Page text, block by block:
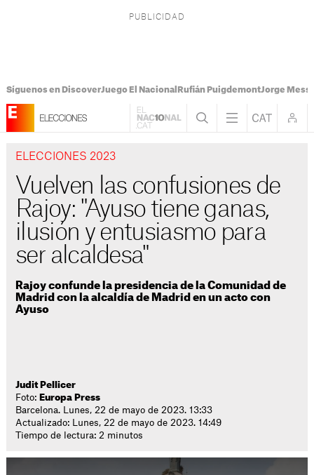
Síguenos en DiscoverJuego El Nacional Rufián PuigdemontJorge Messi
ELECCIONES 2023
Vuelven las confusiones de
Rajoy: "Ayuso tiene ganas,
ilusión y entusiasmo para
ser alcaldesa"
Rajoy confunde la presidencia de la Comunidad de
Madrid con la alcaldía de Madrid en un acto con
Ayuso
Judit Pellicer
Foto: Europa Press
Barcelona. Lunes, 22 de mayo de 2023. 13:33
Actualizado: Lunes, 22 de mayo de 2023. 14:49
Tiempo de lectura: 2 minutos